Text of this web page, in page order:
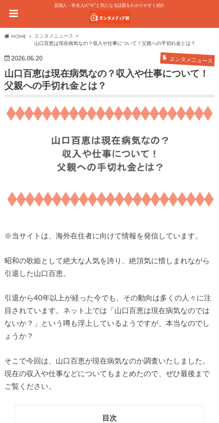
芸能人・有名人の“今”と気になる話題をわかりやすく紹介
HOME
エンタメニュース
山口百恵は現在病気なの？収入や仕事について！父親への手切れ金とは？
2026.06.20 エンタメニュース
山口百恵は現在病気なの？収入や仕事について！
父親への手切れ金とは？
※ 当サイトは、海外在住者に向けて情報を発信しています。
昭和の歌姫として絶大な人気を誇り、絶頂気に惜しまれながら
引退した山口百恵。
引退から40年以上が経った今でも、その動向は多くの人々に注
目されています。ネット上では「山口百恵は現在病気なのでは
ないか？」という噂も浮上しているようですが、本当なのでし
ょうか？
そこで今回は、山口百恵が現在病気なのか調査いたしました。
現在の収入や仕事などについてもまとめたので、ぜひ最後まで
ご覧ください。
目次